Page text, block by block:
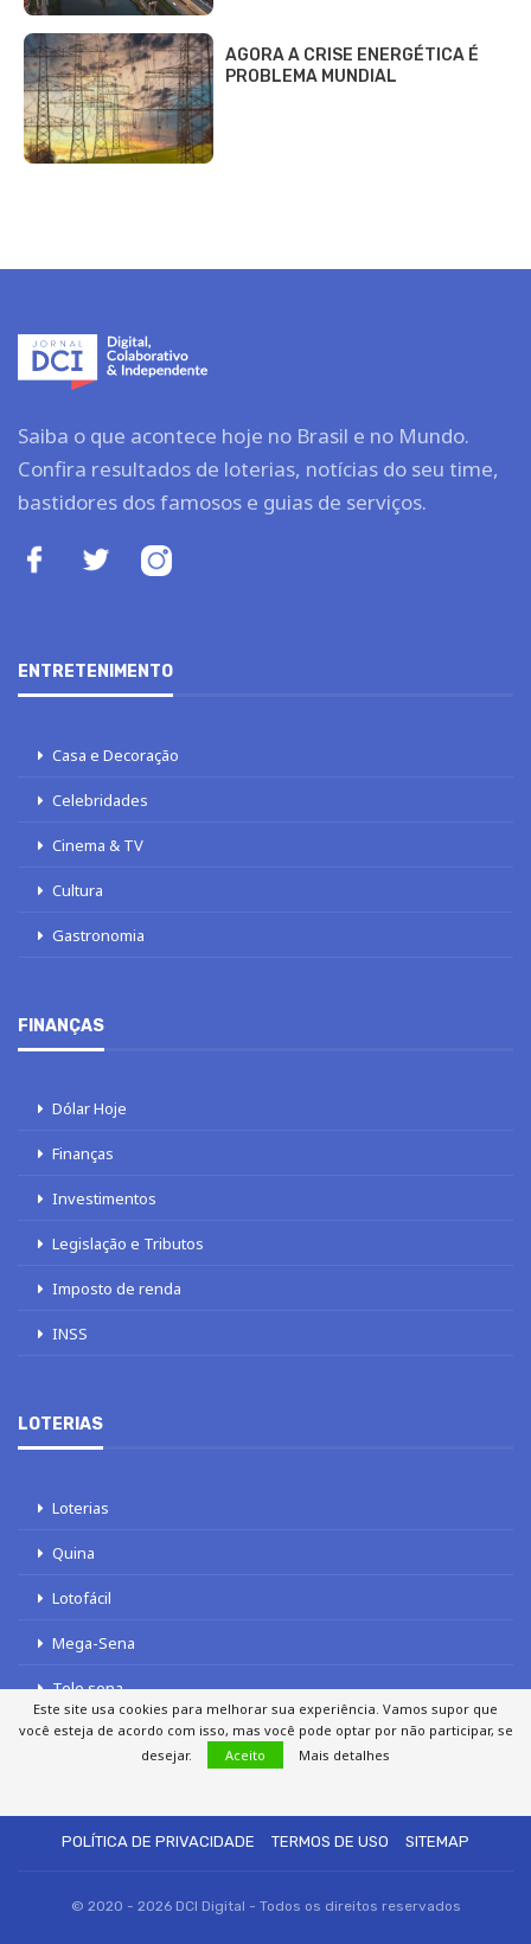
AGORA A CRISE ENERGÉTICA É
PROBLEMA MUNDIAL
Saiba o que acontece hoje no Brasil e no Mundo.
Confira resultados de loterias, notícias do seu time,
bastidores dos famosos e guias de serviços.
ENTRETENIMENTO
Casa e Decoração
Celebridades
Cinema & TV
Cultura
Gastronomia
FINANÇAS
Dólar Hoje
Finanças
Investimentos
Legislação e Tributos
Imposto de renda
INSS
LOTERIAS
Loterias
Quina
Lotofácil
Mega-Sena
Tele sena
POLÍTICA DE PRIVACIDADE
TERMOS DE USO SITEMAP
© 2020 - 2026 DCI Digital - Todos os direitos reservados
Este site usa cookies para melhorar sua experiência. Vamos supor que
você esteja de acordo com isso, mas você pode optar por não participar, se
desejar.
Aceito Mais detalhes